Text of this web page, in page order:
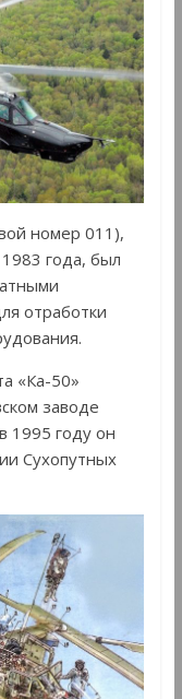
номер 011),
года, был
отработки
«Ка-50»
заводе
1995 году он
Сухопутных